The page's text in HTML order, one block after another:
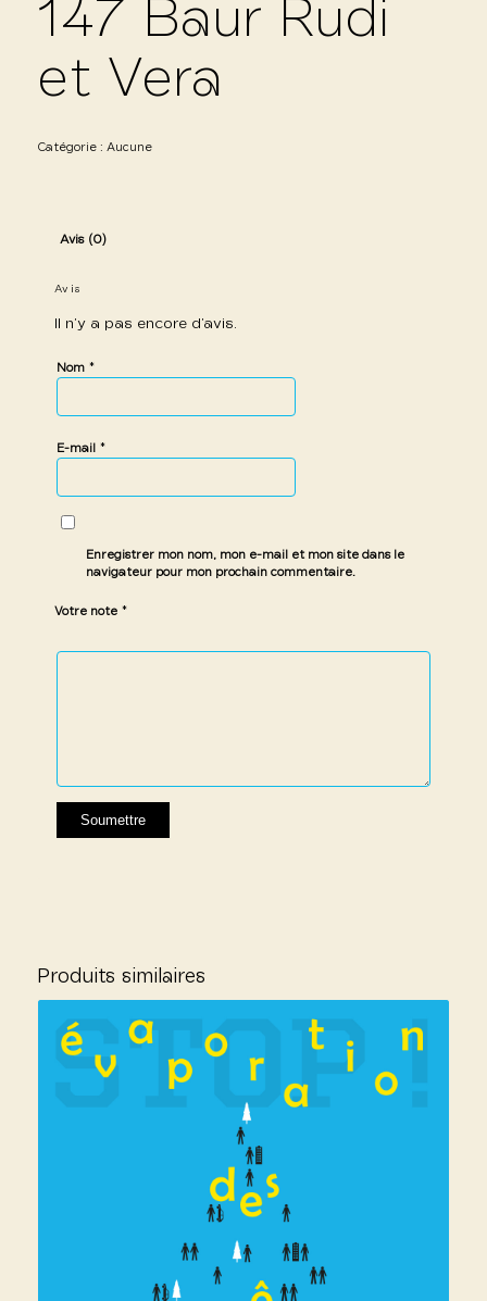
147 Baur Rudi
et Vera
Catégorie : Aucune
Avis (0)
Avis
Il n’y a pas encore d’avis.
Nom *
E-mail *
Enregistrer mon nom, mon e-mail et mon site dans le
navigateur pour mon prochain commentaire.
Votre note *
1 étoile
2 étoiles
3 étoiles
4 étoiles
5 étoiles
Produits similaires